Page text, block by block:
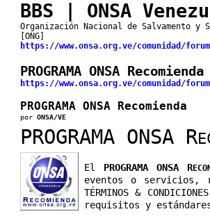
BBS | ONSA
Organización Nacional de Salvamento y
[ONG]
https://www.onsa.org.ve/comunidad/
PROGRAMA ONSA Recomienda
https://www.onsa.org.ve/comunidad/
PROGRAMA ONSA Recomienda
por ONSA/VE
PROGRAMA ONSA R
El PROGRAMA ONSA R
eventos o servicios,
TÉRMINOS &
requisitos y